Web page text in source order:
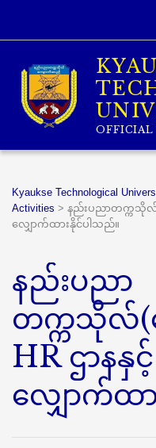
Kyaukse Technological
Activities > နည်းပညာတက္ကသို
လျှောက်ထားနိုင်ပါသည်။
နည်းပညာ
တက္ကသိုလ်(
HR ဌာန
လျှောက်ထ